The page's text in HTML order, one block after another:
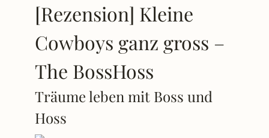
[Rezension] Kleine
Cowboys ganz gross –
The BossHoss
Träume leben mit Boss und
Hoss